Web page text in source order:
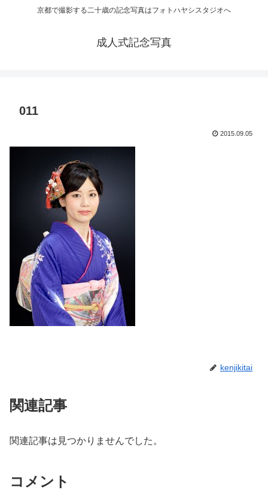
京都で撮影する二十歳の記念写真はフォトハヤシスタジオへ
成人式記念写真
011
2015.09.05
kenjikitai
関連記事
関連記事は見つかりませんでした。
コメント